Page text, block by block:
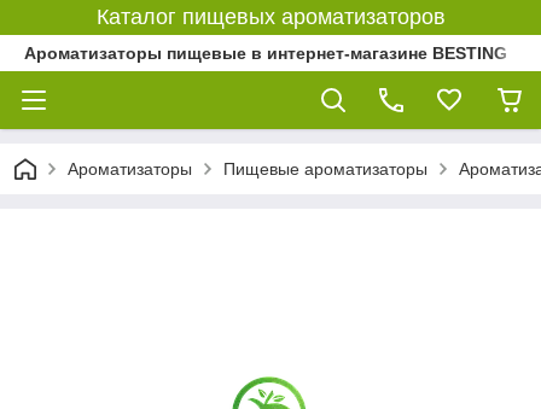
Каталог пищевых ароматизаторов
Ароматизаторы пищевые в интернет-магазине BESTING
Ароматизаторы Пищевые ароматизаторы